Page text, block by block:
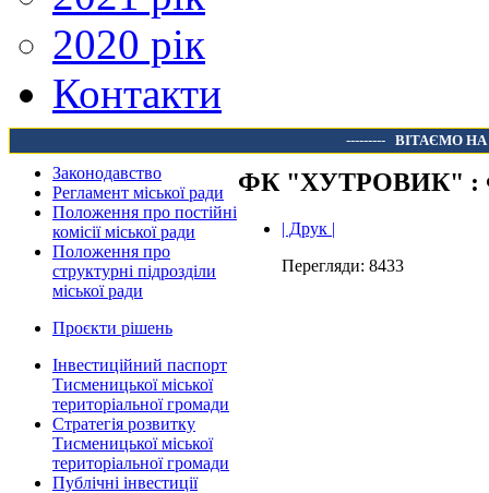
2020 рік
Контакти
--------- ВІТАЄМО
Законодавство
Регламент міської ради
Положення про постійні
комісії міської ради
Положення про
структурні підрозділи
міської ради
Проєкти рішень
Інвестиційний паспорт
Тисменицької міської
територіальної громади
Стратегія розвитку
Тисменицької міської
територіальної громади
Публічні інвестиції
ФК "ХУТРОВИК" :
| Друк |
Перегляди: 8433